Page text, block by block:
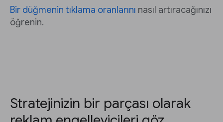
Bir düğmenin tıklama oranlarını nasıl artıracağınızı
öğrenin.
Stratejinizin bir parçası olarak